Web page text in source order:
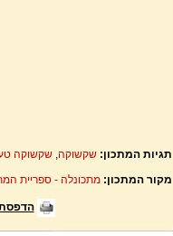
תגיות המתכון:שקשוקה,שקשוקה
מקור המתכון:מתכונלה - ספריית